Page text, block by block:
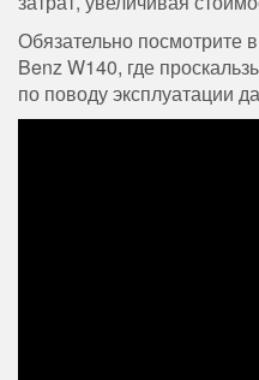
Обязательно посмотрите
Benz W140, где
по поводу эксплуатации